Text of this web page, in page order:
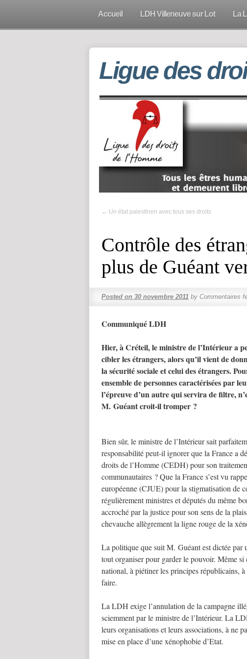
Accueil LDH Villeneuve sur Lot La
Ligue des
← Un état palestinen avec tous ses droits
Contrôle des
plus de Guéant
Posted on 30 novembre 2011 by Commentaires
Communiqué LDH
Hier, à Créteil, le ministre de l’Intérieur a
cibler les étrangers, alors qu’il vient de
la sécurité sociale et celui des étrangers.
ensemble de personnes caractérisées par
l’épreuve d’un autre qui servira de filtre,
M. Guéant croit-il tromper ?
Bien sûr, le ministre de l’Intérieur sait
responsabilité peut-il ignorer que la France a
droits de l’Homme (CEDH) pour son
communautaires ? Que la France s’est vu
européenne (CJUE) pour la stigmatisation de
régulièrement ministres et députés du même
accroché par la justice pour son sens de la
chevauche allègrement la ligne rouge de la
La politique que suit M. Guéant est dictée par
tout organiser pour garder le pouvoir. Même
national, à piétiner les principes républicains,
faire.
La LDH exige l’annulation de la campagne
sciemment par le ministre de l’Intérieur. La
leurs organisations et leurs associations, à ne
mise en place d’une xénophobie d’Etat.